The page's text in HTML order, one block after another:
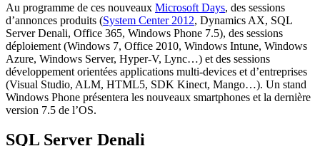
Au programme de ces nouveaux Microsoft Days, des sessions
d’annonces produits (System Center 2012, Dynamics AX, SQL
Server Denali, Office 365, Windows Phone 7.5), des sessions
déploiement (Windows 7, Office 2010, Windows Intune, Windows
Azure, Windows Server, Hyper-V, Lync…) et des sessions
développement orientées applications multi-devices et d’entreprises
(Visual Studio, ALM, HTML5, SDK Kinect, Mango…). Un stand
Windows Phone présentera les nouveaux smartphones et la dernière
version 7.5 de l’OS.
SQL Server Denali